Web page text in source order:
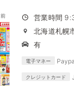
営業時間
北海道札幌
有
電子マネー
クレジットカード